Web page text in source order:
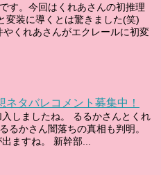
す。今回はくれあさんの初推理
変装に導くとは驚きました(笑)
くれあさんがエクレールに初変
タバレコメント募集中！
しましたね。 るるかさんとくれ
るかさん闇落ちの真相も判明。
ますね。 新幹部...